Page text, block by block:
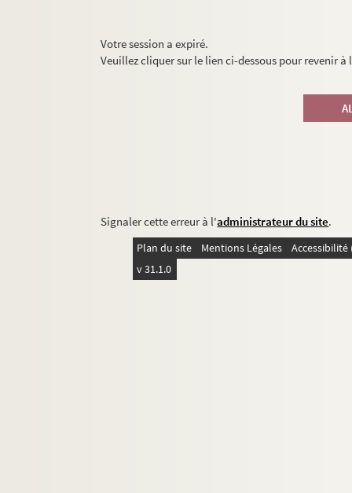
Votre session a expiré.
Veuillez cliquer sur le lien ci-dessous pour revenir
Signaler cette erreur à l'administrateur du site.
Plan du site Mentions Légales
v 31.1.0